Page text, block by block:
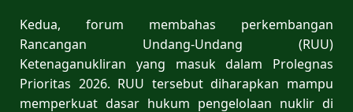
Kedua, forum membahas perkembangan
Rancangan Undang-Undang (RUU)
Ketenaganukliran yang masuk dalam Prolegnas
Prioritas 2026. RUU tersebut diharapkan mampu
memperkuat dasar hukum pengelolaan nuklir di